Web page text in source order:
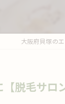
大阪府貝塚の
脱毛サロ